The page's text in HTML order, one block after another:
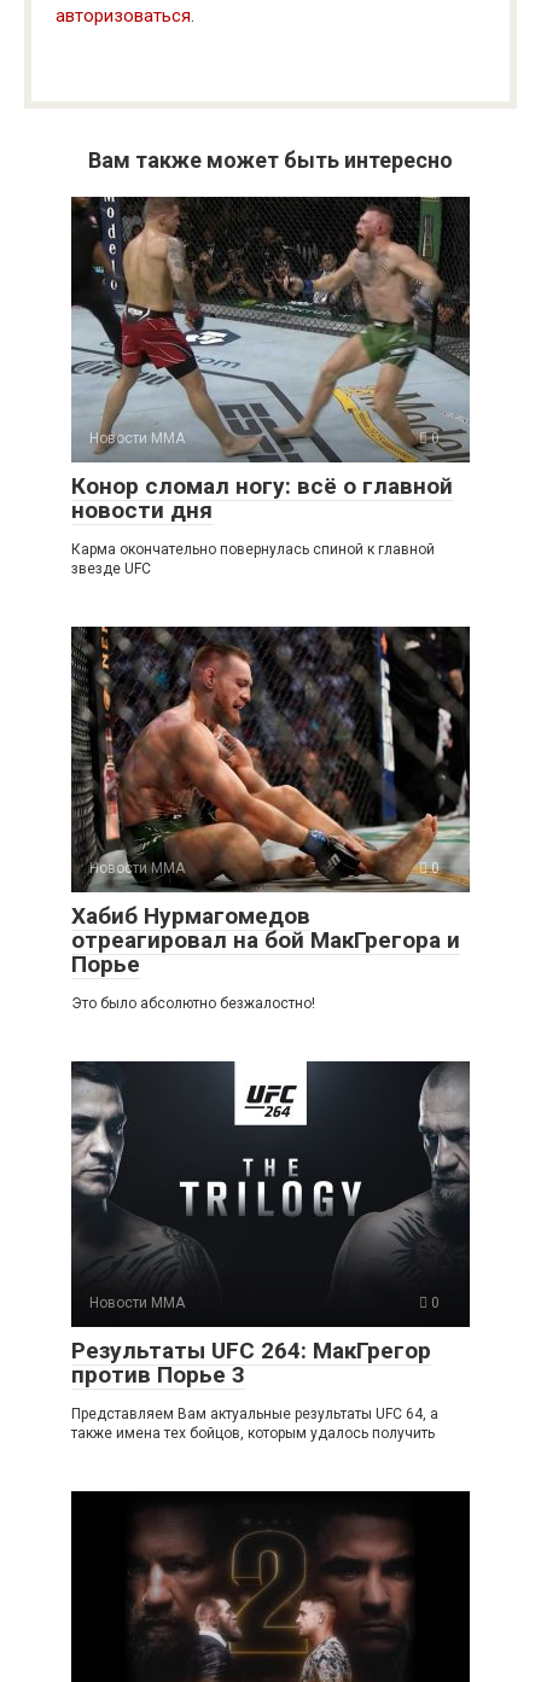
авторизоваться.
Вам также может быть интересно
Новости ММА 0
Конор сломал ногу: всё о главной
новости дня
Карма окончательно повернулась спиной к главной
звезде UFC
Новости ММА 0
Хабиб Нурмагомедов
отреагировал на бой МакГрегора и
Порье
Это было абсолютно безжалостно!
Новости ММА 0
Результаты UFC 264: МакГрегор
против Порье 3
Представляем Вам актуальные результаты UFC 64, а
также имена тех бойцов, которым удалось получить